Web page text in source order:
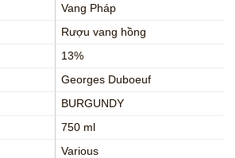
Vang Pháp
Rượu vang hồng
13%
Georges Duboeuf
BURGUNDY
750 ml
Various